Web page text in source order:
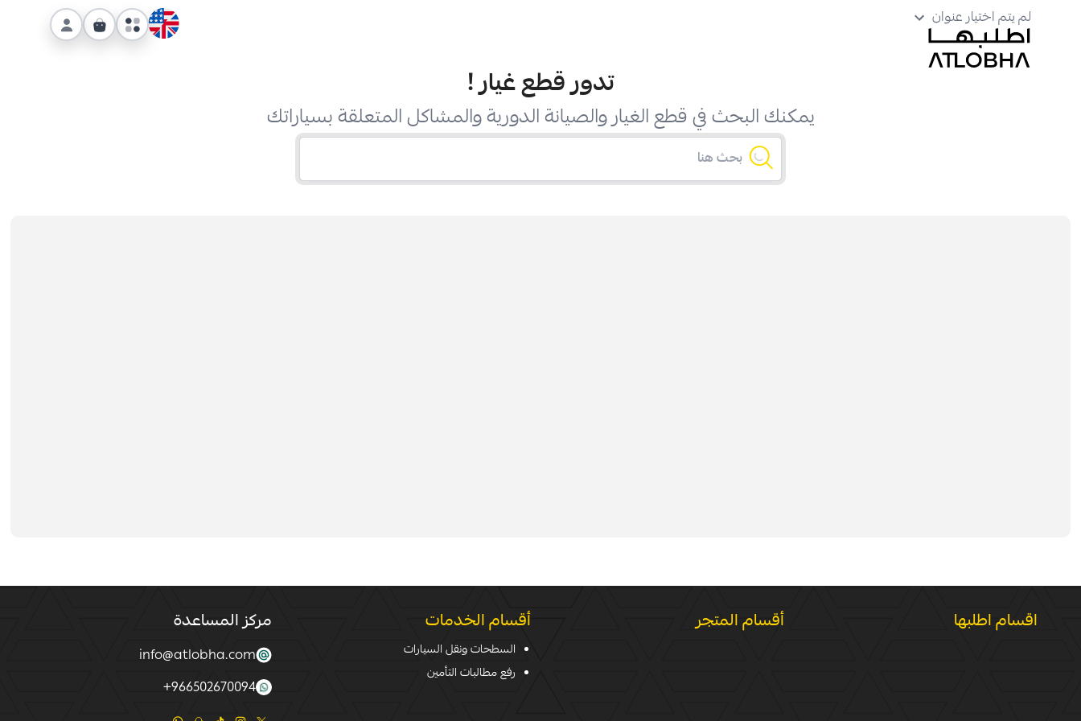
لم يتم اختيار عنوان
تدور قطع غيار!
يمكنك البحث في قطع الغيار والصيانة الدورية والمشاكل المتعلقة بسياراتك
اقسام اطلبها أقسام المتجر أقسام الخدمات
السطحات ونقل السيارات
رفع مطالبات التأمين
مركز المساعدة
info@atlobha.com
966502670094
+